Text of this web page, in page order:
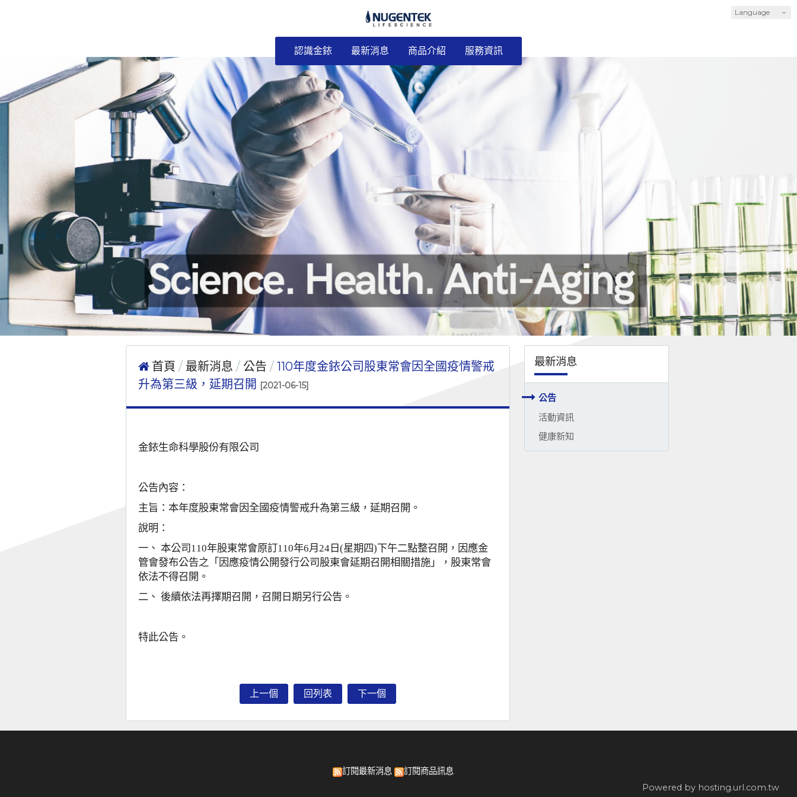
Language
認識金銥 最新消息 商品介紹 服務資訊
最新消息
公告
活動資訊
健康新知
首頁 最新消息 公告
110年度金銥公司股東常會因全國疫情警戒
升為第三級，延期召開
[2021-06-15]
金銥生命科學股份有限公司
公告內容：
主旨：本年度股東常會因全國疫情警戒升為第三級，延期召開。
說明：
一、 本公司 110年股東常會原訂 110年6月 24 日 (星期四) 下午二點整召開，因應金
管會發布公告之「因應疫情公開發行公司股東會延期召開相關措施」，股東常會
依法不得召開。
二、 後續依法再擇期召開，召開日期另行公告。
特此公告。
上一個 回列表 下一個
訂閱最新消息
訂閱商品訊息
Powered by hosting.url.com.tw